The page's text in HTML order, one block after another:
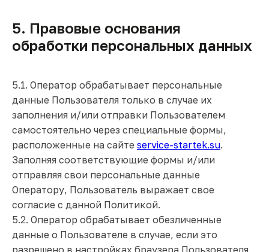
5. Правовые основания
обработки персональных данных
5.1. Оператор обрабатывает персональные
данные Пользователя только в случае их
заполнения и/или отправки Пользователем
самостоятельно через специальные формы,
расположенные на сайте service-startek.su.
Заполняя соответствующие формы и/или
отправляя свои персональные данные
Оператору, Пользователь выражает свое
согласие с данной Политикой.
5.2. Оператор обрабатывает обезличенные
данные о Пользователе в случае, если это
разрешено в настройках браузера Пользователя